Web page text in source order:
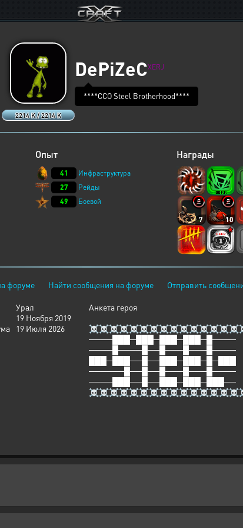
2214 K / 2214 K
DePiZeCXERJ
****ССО Steel Brotherhood****
Опыт
41
Инфраструктура
27
Рейды
49
Боевой
Награды
7 10
форуме Найти сообщения на форуме Отправить
Урал
19 Ноября 2019
19 Июля 2026
Анкета героя
────███─███─███─███─█────
────█────█──█───█───█────
███─███──█──███─███─█─███
──────█──█──█───█───█────
────███──█──███─███─███──